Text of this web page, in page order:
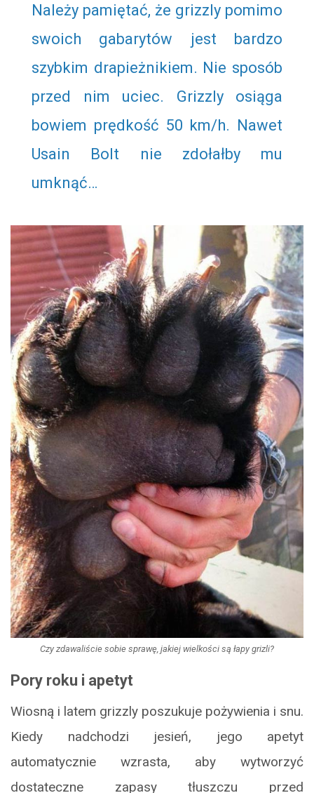
Należy pamiętać, że grizzly pomimo
swoich gabarytów jest bardzo
szybkim drapieżnikiem. Nie sposób
przed nim uciec. Grizzly osiąga
bowiem prędkość 50 km/h. Nawet
Usain Bolt nie zdołałby mu
umknąć…
Czy zdawaliście sobie sprawę, jakiej wielkości są łapy grizli?
Pory roku i apetyt
Wiosną i latem grizzly poszukuje pożywienia i snu.
Kiedy nadchodzi jesień, jego apetyt
automatycznie wzrasta, aby wytworzyć
dostateczne zapasy tłuszczu przed